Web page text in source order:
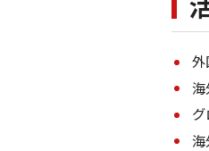
外
海
海